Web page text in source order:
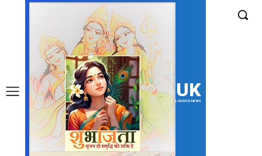
UK
LONDON NEWS